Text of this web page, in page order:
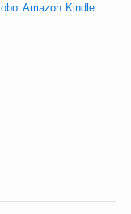
Amazon Kindle